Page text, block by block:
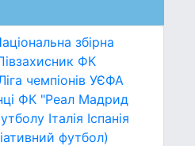
збірна
ФК
чемпіонів УЄФА
ФК "Реал Мадрид
Італія Іспанія
футбол)